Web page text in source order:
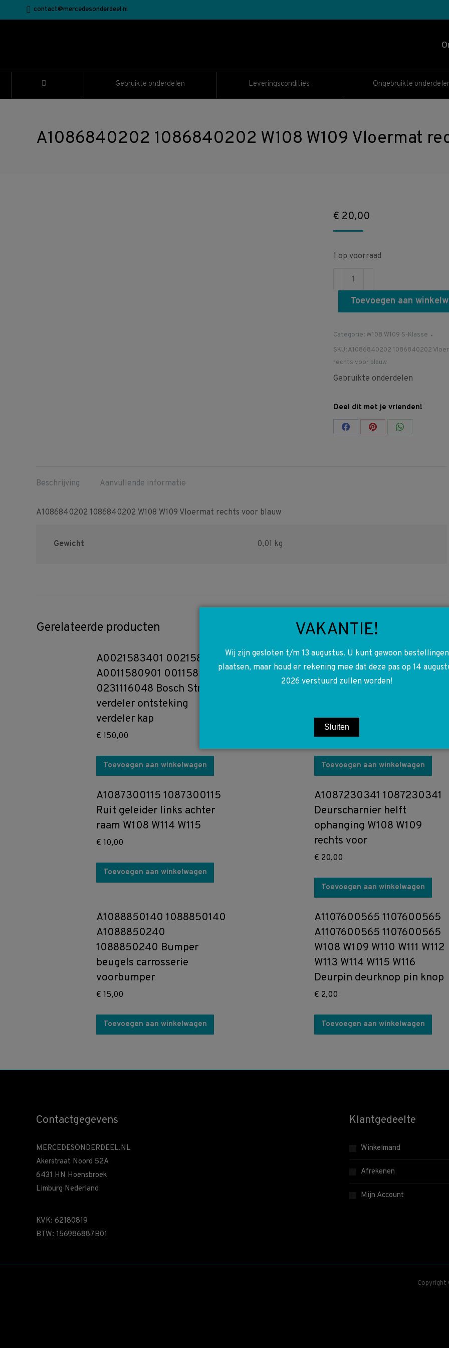
contact@mercedesonderdeel.nl
Gebruikte onderdelen Leveringscondities Ongebruikte
A1086840202 1086840202 W108 W109 Vloermat
€ 20,00
1 op voorraad
A1086840202
1086840202
Vloermat
rechts
voor
blauw
Toevoegen aan
Categorie: W108 W109 S-Klasse
SKU:A1086840202 1086840202
rechts voor blauw
Gebruikte onderdelen
Deel dit met je vrienden!
Share Share Share
Beschrijving
Aanvullende informatie
A1086840202 1086840202 W108 W109 Vloermat rechts voor blauw
Gewicht 0,01 kg
Gerelateerde producten
A0021583401 0021583401
A0011580901 0011580901
0231116048 Bosch Stroom
verdeler ontsteking
verdeler kap
€ 150,00
Toevoegen aan winkelwagen
A1118100630 1118100630
A1078100033 1078100033
achter
€25,00
Toevoegen aan winkelwagen
A1087300115 1087300115
Ruit geleider links achter
raam W108 W114 W115
€ 10,00
Toevoegen aan winkelwagen
A1087230341 1087230341
Deurscharnier helft
ophanging W108 W109
rechts voor
€ 20,00
Toevoegen aan winkelwagen
A1088850140 1088850140
A1088850240
1088850240 Bumper
beugels carrosserie
voorbumper
€ 15,00
Toevoegen aan winkelwagen
A1107600565 1107600565
A1107600565 1107600565
W108 W109 W110 W111 W112
W113 W114 W115 W116
Deurpin deurknop pin knop
€ 2,00
Toevoegen aan winkelwagen
Contactgegevens
MERCEDESONDERDEEL.NL
Akerstraat Noord 52A
6431 HN Hoensbroek
Limburg Nederland
KVK: 62180819
BTW: 156986887B01
Klantgedeelte
Winkelmand
Afrekenen
Mijn Account
Copyright
VAKANTIE!
Wij zijn gesloten t/m 13 augustus. U kunt gewoon bestellingen
plaatsen, maar houd er rekening mee dat deze pas op 14
2026 verstuurd zullen worden!
Sluiten